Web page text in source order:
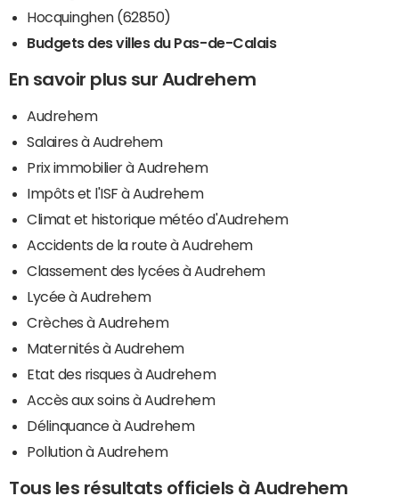
Hocquinghen (62850)
Budgets des villes du Pas-de-Calais
En savoir plus sur Audrehem
Audrehem
Salaires à Audrehem
Prix immobilier à Audrehem
Impôts et l'ISF à Audrehem
Climat et historique météo d'Audrehem
Accidents de la route à Audrehem
Classement des lycées à Audrehem
Lycée à Audrehem
Crèches à Audrehem
Maternités à Audrehem
Etat des risques à Audrehem
Accès aux soins à Audrehem
Délinquance à Audrehem
Pollution à Audrehem
Tous les résultats officiels à Audrehem